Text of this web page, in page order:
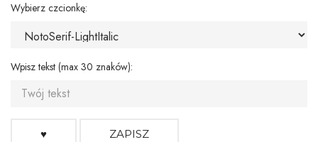
Wybierz czcionkę:
Wpisz tekst (max 30 znaków):
♥ ZAPISZ